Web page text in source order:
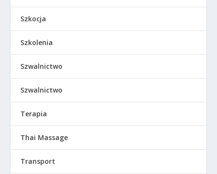
Szkocja
Szkolenia
Szwalnictwo
Szwalnictwo
Terapia
Thai Massage
Transport